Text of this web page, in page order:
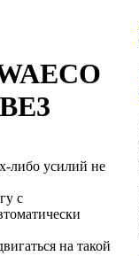
либо усилий не
с
на такой